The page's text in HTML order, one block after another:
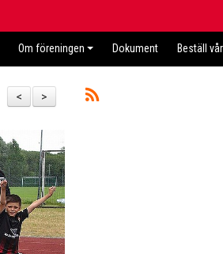
Om föreningen Dokument Beställ
>
<